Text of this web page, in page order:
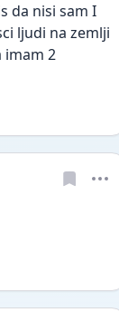
da nisi sam I
ljudi na zemlji
imam 2